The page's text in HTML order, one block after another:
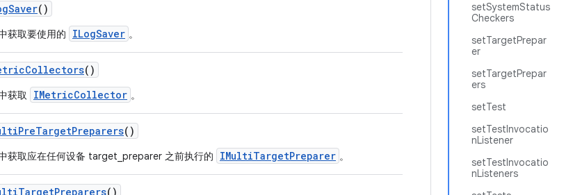
setSystemStatus
Checkers
setTargetPrepar
er
setTargetPrepar
ers
setTest
setTestInvocatio
nListener
setTestInvocatio
nListeners
Saver()
获取要使用的 ILogSaver 。
Collectors()
获取 IMetricCollector 。
PreTargetPreparers()
获取应在任何设备 target_preparer 之前执行的 IMultiTargetPreparer 。
TargetPreparers()